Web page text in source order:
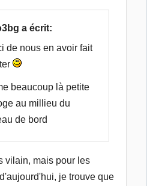
a écrit:
de nous en avoir fait
beaucoup là petite
au millieu du
de bord
vilain, mais pour les
je trouve que